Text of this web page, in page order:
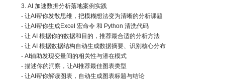
3. AI 加速数据分析落地案例实践
- 让AI帮你发散思维，把模糊想法变为清晰的分析课题
- 让AI帮你生成Excel 宏命令 和 Python 清洗代码
- 让 AI 根据你的数据和目的，推荐最合适的分析方法
- 让 AI 根据数据结构自动生成数据摘要、识别核心分布
- AI辅助发现变量间的相关性与潜在模式
- 描述你的洞察，让AI推荐最佳图表类型
- 让AI帮你解读图表，自动生成图表标题与结论